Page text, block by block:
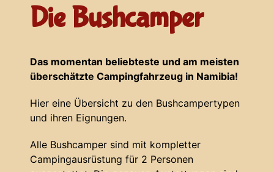
Die Bushcamper
Das momentan beliebteste und am meisten
überschätzte Campingfahrzeug in Namibia!
Hier eine Übersicht zu den Bushcampertypen
und ihren Eignungen.
Alle Bushcamper sind mit kompletter
Campingausrüstung für 2 Personen